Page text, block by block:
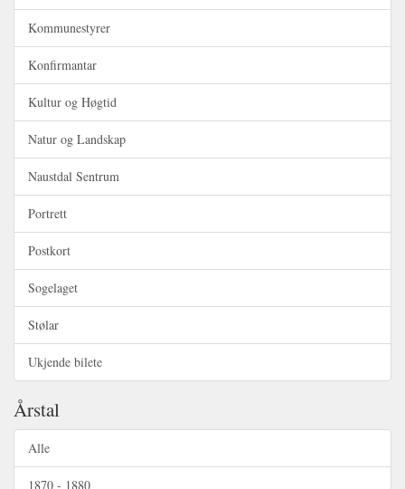
Kommunestyrer
Konfirmantar
Kultur og Høgtid
Natur og Landskap
Naustdal Sentrum
Portrett
Postkort
Sogelaget
Stølar
Ukjende bilete
Årstal
Alle
1870 - 1880